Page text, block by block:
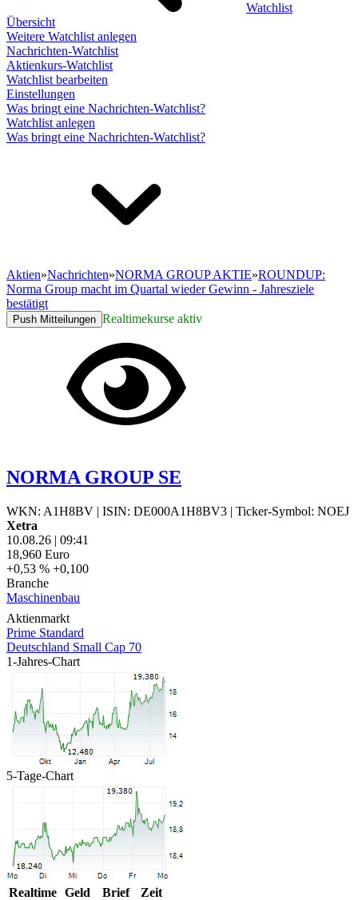
Watchlist
Übersicht
Weitere Watchlist anlegen
Nachrichten-Watchlist
Aktienkurs-Watchlist
Watchlist bearbeiten
Einstellungen
Was bringt eine Nachrichten-Watchlist?
Watchlist anlegen
Was bringt eine Nachrichten-Watchlist?
Aktien»Nachrichten»NORMA GROUP AKTIE»ROUNDUP:
Norma Group macht im Quartal wieder Gewinn - Jahresziele
bestätigt
Push Mitteilungen Realtimekurse aktiv
NORMA GROUP SE
WKN: A1H8BV | ISIN: DE000A1H8BV3 | Ticker-Symbol: NOEJ
Xetra
10.08.26 | 09:41
18,960 Euro
+0,53 % +0,100
Branche
Maschinenbau
Aktienmarkt
Prime Standard
Deutschland Small Cap 70
1-Jahres-Chart
5-Tage-Chart
Realtime Geld Brief
Zeit